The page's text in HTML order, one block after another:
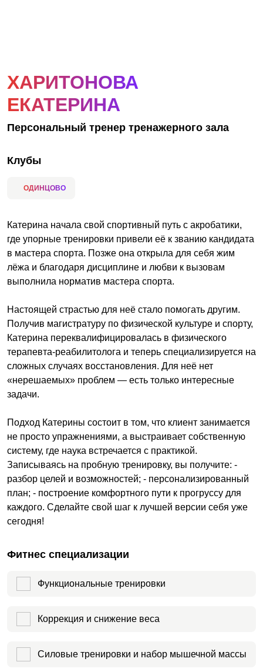
ХАРИТОНОВА
ЕКАТЕРИНА
Персональный тренер тренажерного зала
Клубы
ОДИНЦОВО
Катерина начала свой спортивный путь с акробатики,
где упорные тренировки привели её к званию кандидата
в мастера спорта. Позже она открыла для себя жим
лёжа и благодаря дисциплине и любви к вызовам
выполнила норматив мастера спорта.
Настоящей страстью для неё стало помогать другим.
Получив магистратуру по физической культуре и спорту,
Катерина переквалифицировалась в физического
терапевта-реабилитолога и теперь специализируется на
сложных случаях восстановления. Для неё нет
«нерешаемых» проблем — есть только интересные
задачи.
Подход Катерины состоит в том, что клиент занимается
не просто упражнениями, а выстраивает собственную
систему, где наука встречается с практикой.
Записываясь на пробную тренировку, вы получите: -
разбор целей и возможностей; - персонализированный
план; - построение комфортного пути к прогруссу для
каждого. Сделайте свой шаг к лучшей версии себя уже
сегодня!
Фитнес специализации
Функциональные тренировки
Коррекция и снижение веса
Силовые тренировки и набор мышечной массы